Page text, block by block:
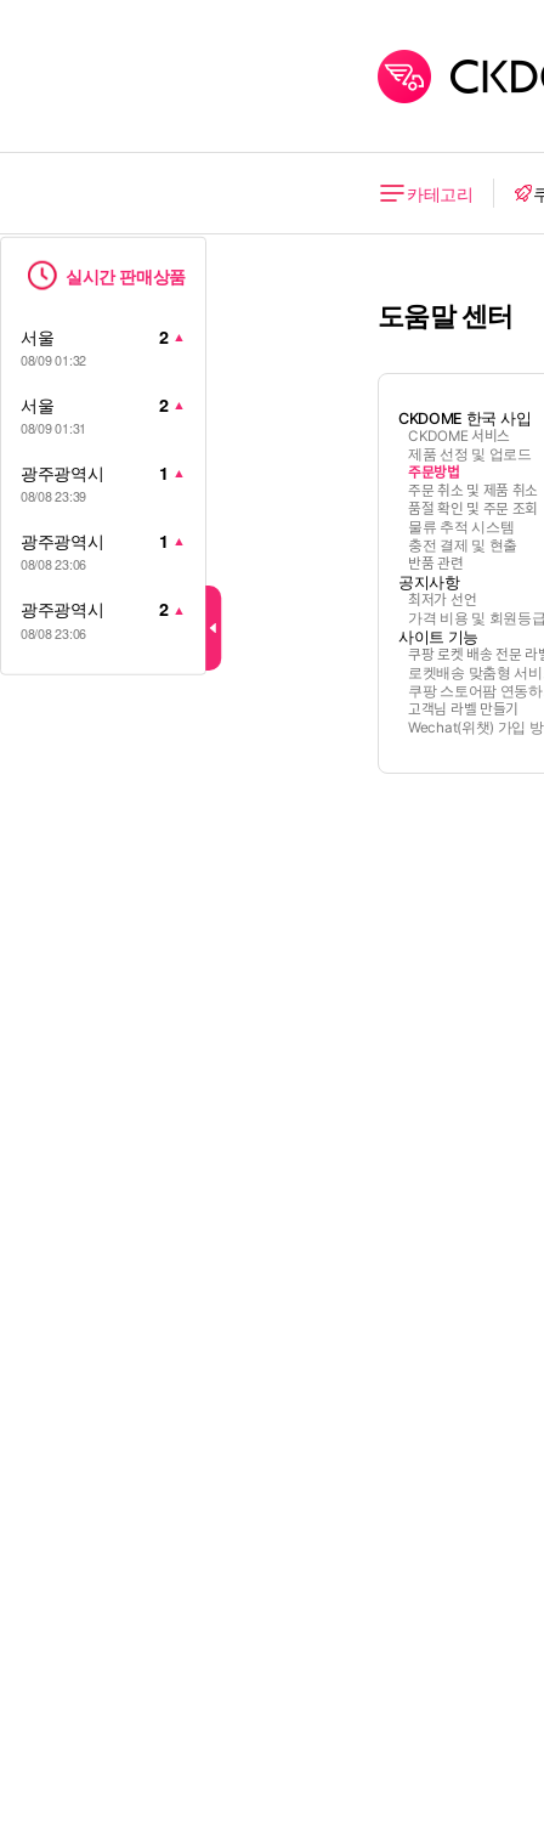
카테고리
도움말 센터
CKDOME 한국 사입
CKDOME 서비스
제품 선정 및 업로드
주문방법
주문 취소 및 제품 취소
품절 확인 및 주문 조회
물류 추적 시스템
충전 결제 및 현출
반품 관련
공지사항
최저가 선언
가격 비용 및 회원등
사이트 기능
쿠팡 로켓 배송 전문
로켓배송 맞춤형 서
쿠팡 스토어팜 연동
고객님 라벨 만들기
Wechat(위챗) 가입
실시간 판매상품
서울 2 ▲
08/09 01:32
서울 2 ▲
08/09 01:31
광주광역시 1 ▲
08/08 23:39
광주광역시 1 ▲
08/08 23:06
광주광역시 2 ▲
08/08 23:06